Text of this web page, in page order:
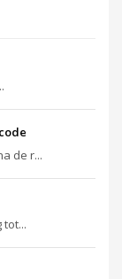
de r...